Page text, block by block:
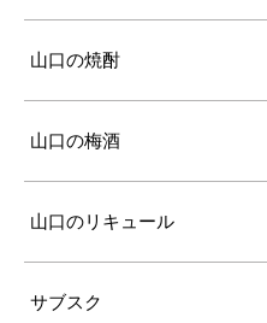
山口の焼酎
山口の梅酒
山口のリキュール
サブスク